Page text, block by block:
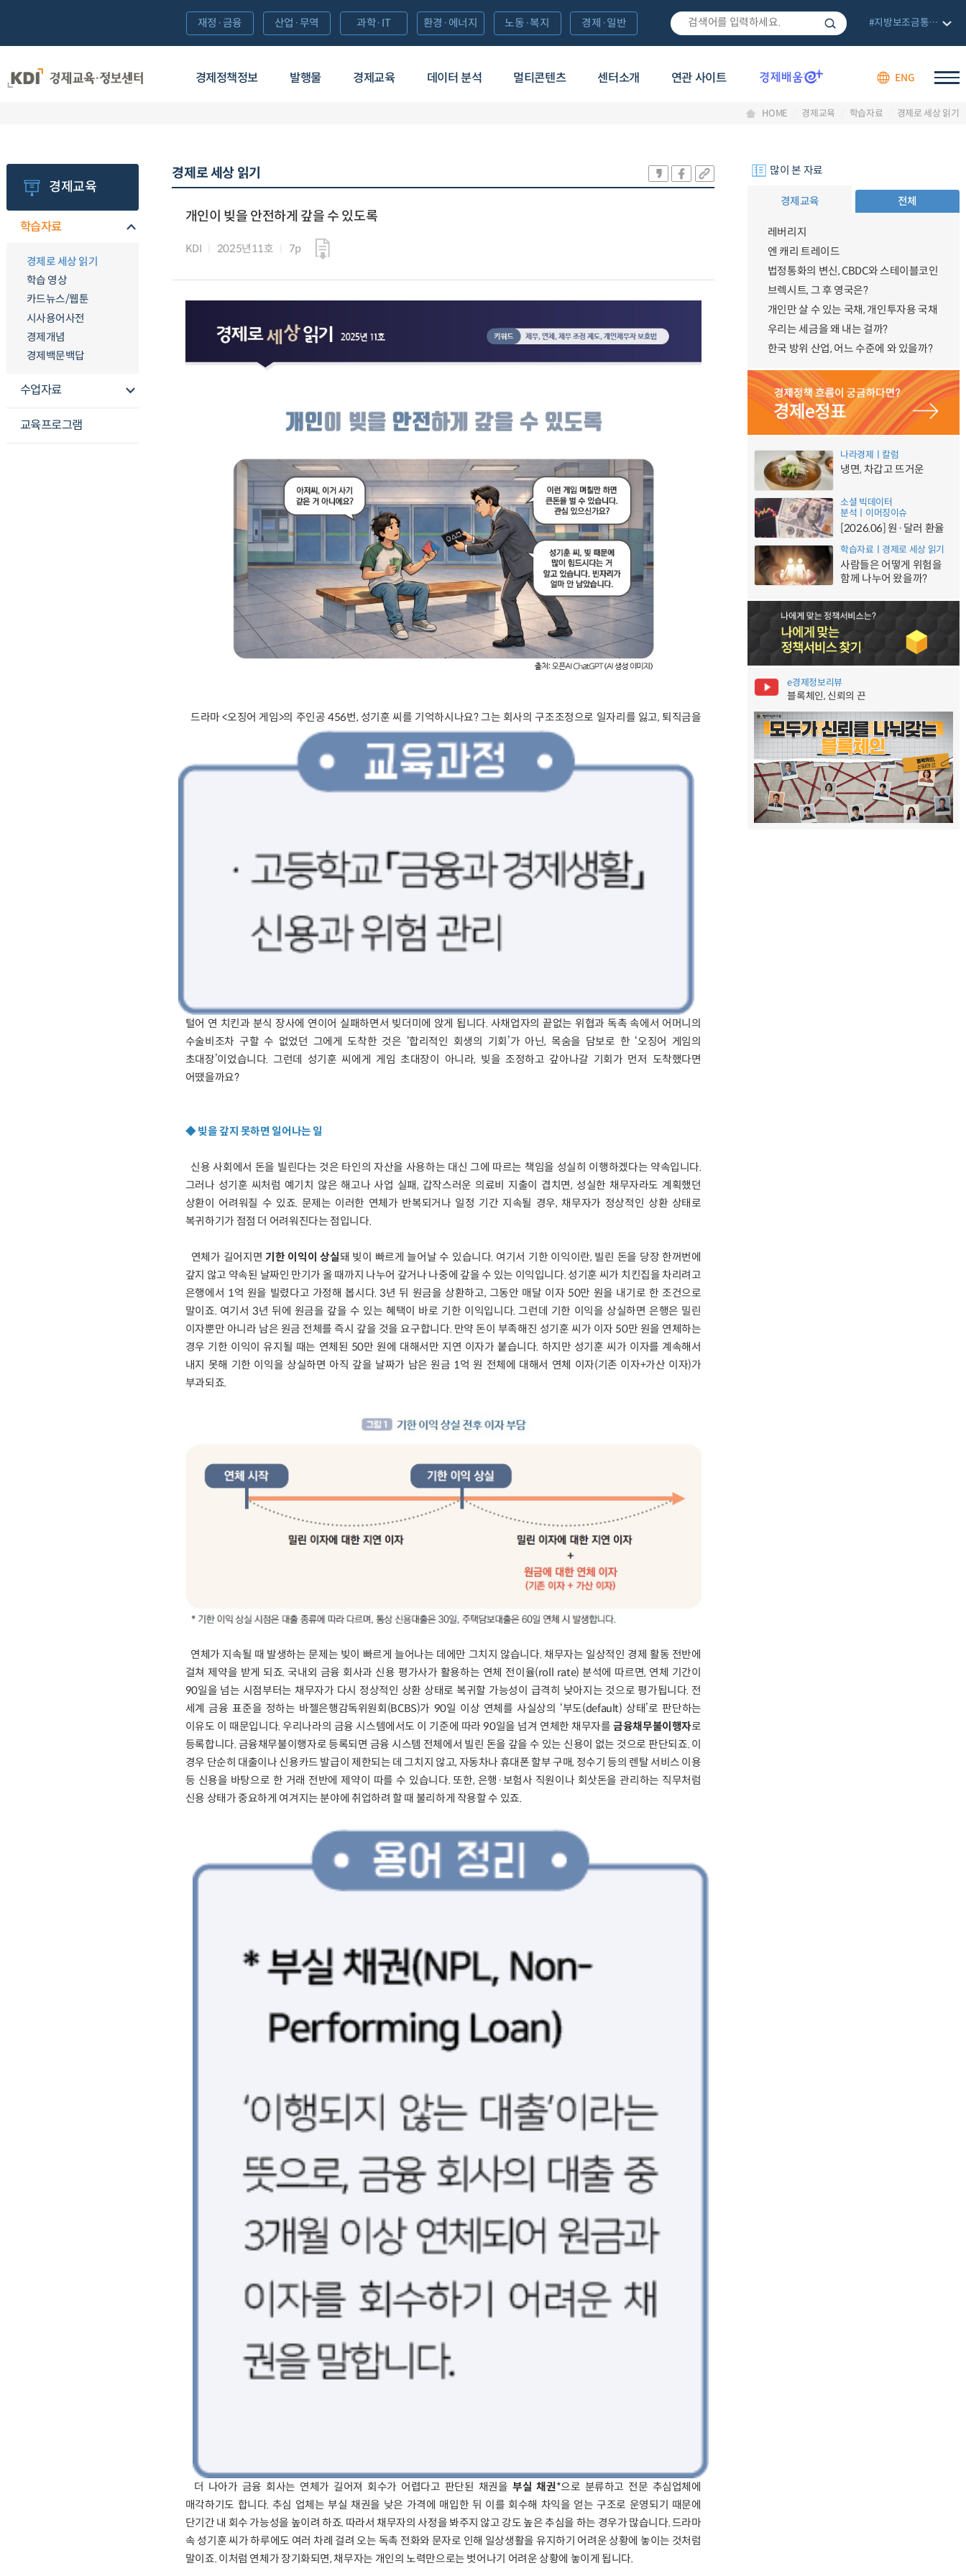
경제정책정보 발행물 경제교육 데이터 분석 멀티콘텐츠 센터소개 연관 사이트 ENG
재정·금융 산업·무역 과학·IT 환경·에너지 노동·복지 경제·일반 #지방보조금통합관리망
HOME 경제교육 학습자료 경제로 세상 읽기
경제교육
학습자료
경제로 세상 읽기
학습 영상
카드뉴스/웹툰
시사용어사전
경제개념
경제백문백답
수업자료
교육프로그램
경제로 세상 읽기
개인이 빚을 안전하게 갚을 수 있도록
KDI 2025년11호 7p
드라마 <오징어 게임>의 주인공 456번, 성기훈 씨를 기억하시나요? 그는 회사의 구조조정으로 일자리를 잃고, 퇴직금을
털어 연 치킨과 분식 장사에 연이어 실패하면서 빚더미에 앉게 됩니다. 사채업자의 끝없는 위협과 독촉 속에서 어머니의
수술비조차 구할 수 없었던 그에게 도착한 것은 ‘합리적인 회생의 기회’가 아닌, 목숨을 담보로 한 ‘오징어 게임의
초대장’이었습니다. 그런데 성기훈 씨에게 게임 초대장이 아니라, 빚을 조정하고 갚아나갈 기회가 먼저 도착했다면
어땠을까요?
◆ 빚을 갚지 못하면 일어나는 일
신용 사회에서 돈을 빌린다는 것은 타인의 자산을 사용하는 대신 그에 따르는 책임을 성실히 이행하겠다는 약속입니다.
그러나 성기훈 씨처럼 예기치 않은 해고나 사업 실패, 갑작스러운 의료비 지출이 겹치면, 성실한 채무자라도 계획했던
상환이 어려워질 수 있죠. 문제는 이러한 연체가 반복되거나 일정 기간 지속될 경우, 채무자가 정상적인 상환 상태로
복귀하기가 점점 더 어려워진다는 점입니다.
연체가 길어지면기한 이익이 상실돼 빚이 빠르게 늘어날 수 있습니다. 여기서 기한 이익이란, 빌린 돈을 당장 한꺼번에
갚지 않고 약속된 날짜인 만기가 올 때까지 나누어 갚거나 나중에 갚을 수 있는 이익입니다. 성기훈 씨가 치킨집을 차리려고
은행에서 1억 원을 빌렸다고 가정해 봅시다. 3년 뒤 원금을 상환하고, 그동안 매달 이자 50만 원을 내기로 한 조건으로
말이죠. 여기서 3년 뒤에 원금을 갚을 수 있는 혜택이 바로 기한 이익입니다. 그런데 기한 이익을 상실하면 은행은 밀린
이자뿐만 아니라 남은 원금 전체를 즉시 갚을 것을 요구합니다. 만약 돈이 부족해진 성기훈 씨가 이자 50만 원을 연체하는
경우 기한 이익이 유지될 때는 연체된 50만 원에 대해서만 지연 이자가 붙습니다. 하지만 성기훈 씨가 이자를 계속해서
내지 못해 기한 이익을 상실하면 아직 갚을 날짜가 남은 원금 1억 원 전체에 대해서 연체 이자(기존 이자+가산 이자)가
부과되죠.
연체가 지속될 때 발생하는 문제는 빚이 빠르게 늘어나는 데에만 그치지 않습니다. 채무자는 일상적인 경제 활동 전반에
걸쳐 제약을 받게 되죠. 국내외 금융 회사과 신용 평가사가 활용하는 연체 전이율(roll rate) 분석에 따르면, 연체 기간이
90일을 넘는 시점부터는 채무자가 다시 정상적인 상환 상태로 복귀할 가능성이 급격히 낮아지는 것으로 평가됩니다. 전
세계 금융 표준을 정하는 바젤은행감독위원회(BCBS)가 90일 이상 연체를 사실상의 ‘부도(default) 상태’로 판단하는
이유도 이 때문입니다. 우리나라의 금융 시스템에서도 이 기준에 따라 90일을 넘겨 연체한 채무자를금융채무불이행자로
등록합니다. 금융채무불이행자로 등록되면 금융 시스템 전체에서 빌린 돈을 갚을 수 있는 신용이 없는 것으로 판단되죠. 이
경우 단순히 대출이나 신용카드 발급이 제한되는 데 그치지 않고, 자동차나 휴대폰 할부 구매, 정수기 등의 렌탈 서비스 이용
등 신용을 바탕으로 한 거래 전반에 제약이 따를 수 있습니다. 또한, 은행·보험사 직원이나 회삿돈을 관리하는 직무처럼
신용 상태가 중요하게 여겨지는 분야에 취업하려 할 때 불리하게 작용할 수 있죠.
더 나아가 금융 회사는 연체가 길어져 회수가 어렵다고 판단된 채권을 부실 채권*으로 분류하고 전문 추심업체에
매각하기도 합니다. 추심 업체는 부실 채권을 낮은 가격에 매입한 뒤 이를 회수해 차익을 얻는 구조로 운영되기 때문에
단기간 내 회수 가능성을 높이려 하죠. 따라서 채무자의 사정을 봐주지 않고 강도 높은 추심을 하는 경우가 많습니다. 드라마
속 성기훈 씨가 하루에도 여러 차례 걸려 오는 독촉 전화와 문자로 인해 일상생활을 유지하기 어려운 상황에 놓이는 것처럼
말이죠. 이처럼 연체가 장기화되면, 채무자는 개인의 노력만으로는 벗어나기 어려운 상황에 놓이게 됩니다.
많이 본 자료
경제교육 전체
레버리지
엔 캐리 트레이드
법정통화의 변신, CBDC와 스테이블코인
브렉시트, 그 후 영국은?
개인만 살 수 있는 국채, 개인투자용 국채
우리는 세금을 왜 내는 걸까?
한국 방위 산업, 어느 수준에 와 있을까?
나라경제ㅣ칼럼
냉면, 차갑고 뜨거운
소셜 빅데이터
분석ㅣ이머징이슈
[2026.06] 원·달러 환율
학습자료ㅣ경제로 세상 읽기
사람들은 어떻게 위험을
함께 나누어 왔을까?
e경제정보리뷰
블록체인, 신뢰의 끈